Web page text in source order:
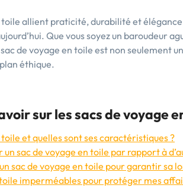
toile allient praticité, durabilité et
Que vous soyez un baroudeur
de voyage en toile est non seulement
éthique.
sur les sacs de voyage
toile et quelles sont ses caractéristiques ?
un sac de voyage en toile par rapport à
sac de voyage en toile pour garantir sa
imperméables pour protéger mes